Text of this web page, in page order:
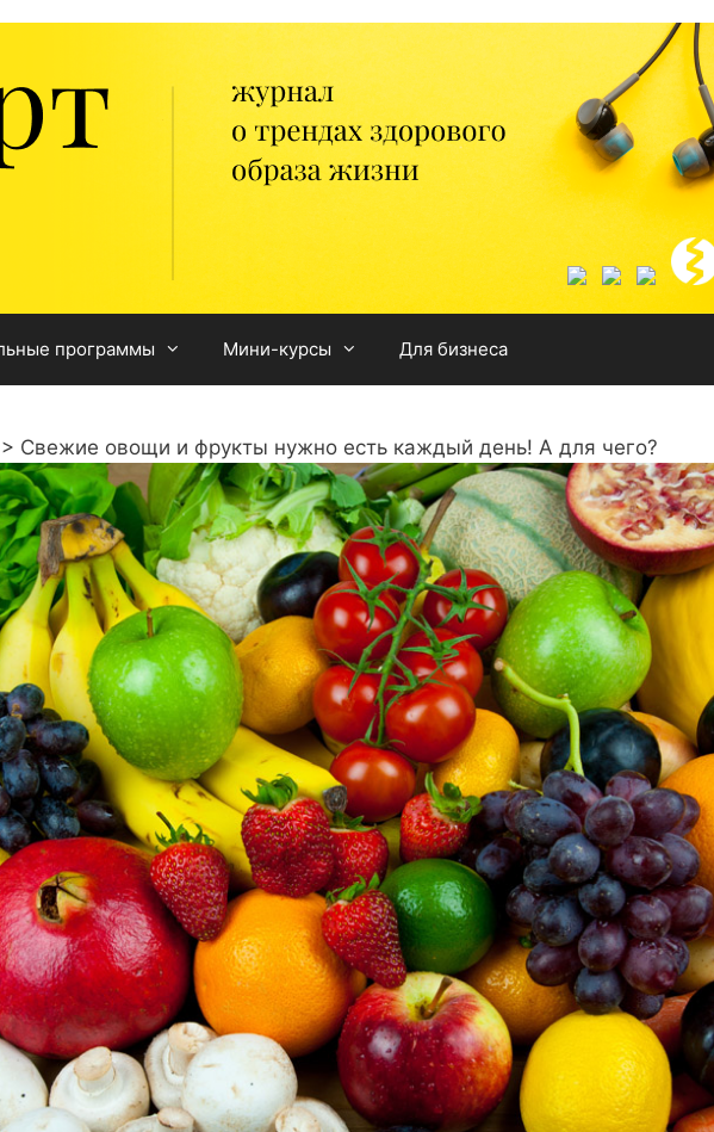
программы Мини-курсы Для бизнеса
> Свежие овощи и фрукты нужно есть каждый день! А для чего?